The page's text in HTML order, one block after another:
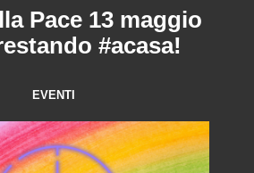
Pace 13 maggio
#acasa!
EVENTI